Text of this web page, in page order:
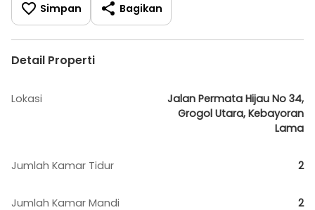
Simpan Bagikan
Detail Properti
Lokasi
Jalan Permata Hijau No 34,
Grogol Utara, Kebayoran
Lama
Jumlah Kamar Tidur 2
Jumlah Kamar Mandi 2